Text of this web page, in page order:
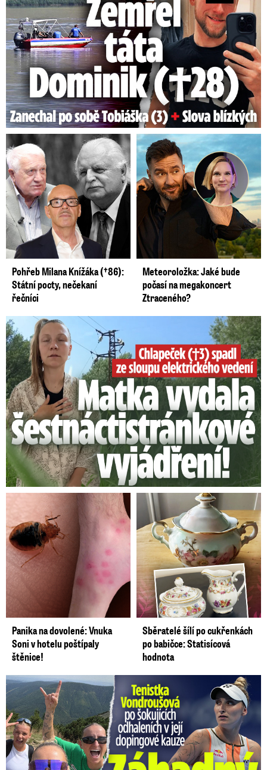
Pohřeb Milana Knížáka (†86):
Státní pocty, nečekaní
řečníci
Meteoroložka: Jaké bude
počasí na megakoncert
Ztraceného?
Smrtelný pád chlapce: Matka vydala vyjádření na 16 stran
Panika na dovolené: Vnuka
Soni v hotelu poštípaly
štěnice!
Sběratelé šílí po cukřenkách
po babičce: Statisícová
hodnota
Vondroušová po šokujících odhaleních v kauze: Záhadný vzkaz!